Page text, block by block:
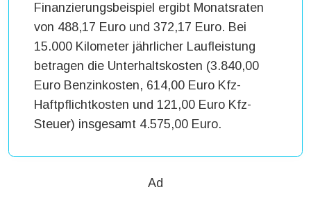
Finanzierungsbeispiel ergibt Monatsraten
von 488,17 Euro und 372,17 Euro. Bei
15.000 Kilometer jährlicher Laufleistung
betragen die Unterhaltskosten (3.840,00
Euro Benzinkosten, 614,00 Euro Kfz-
Haftpflichtkosten und 121,00 Euro Kfz-
Steuer) insgesamt 4.575,00 Euro.
Ad